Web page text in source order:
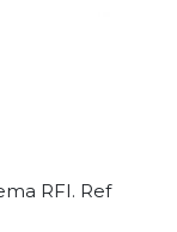
RFI. Ref